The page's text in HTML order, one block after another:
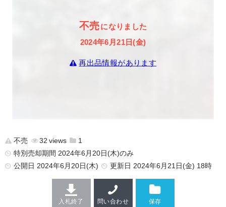
不売になりました
2024年6月21日(金)
再出品情報があります
不売 32
1
特別売却期間 2024年6月20日(木)のみ
公開日 2024年6月20日(木) 更新日 2024年6月21日(金) 18時
入札終了 問い合わせ